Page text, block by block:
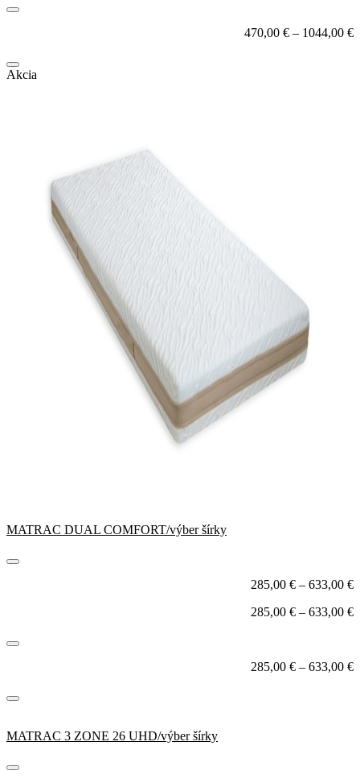
470,00 € – 1044,00 €
Akcia
MATRAC DUAL COMFORT/výber šírky
285,00 € – 633,00 €
285,00 € – 633,00 €
285,00 € – 633,00 €
MATRAC 3 ZONE 26 UHD/výber šírky